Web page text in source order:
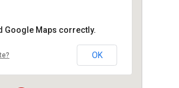
Google Maps correctly.
OK